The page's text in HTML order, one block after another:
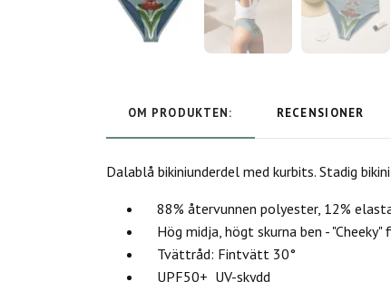
OM PRODUKTEN: RECENSIONER
Dalablå bikiniunderdel med kurbits. Stadig
88% återvunnen polyester, 12%
Hög midja, högt skurna ben - "Cheeky"
Tvättråd: Fintvätt 30°
UPF50+ UV-skydd